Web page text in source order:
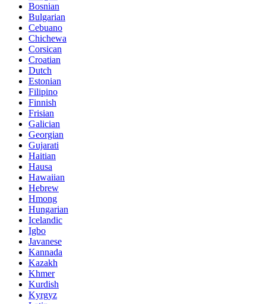
Bosnian
Bulgarian
Cebuano
Chichewa
Corsican
Croatian
Dutch
Estonian
Filipino
Finnish
Frisian
Galician
Georgian
Gujarati
Haitian
Hausa
Hawaiian
Hebrew
Hmong
Hungarian
Icelandic
Igbo
Javanese
Kannada
Kazakh
Khmer
Kurdish
Kyrgyz